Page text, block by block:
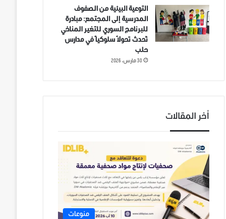
التوعية البيئية من الصفوف
المدرسية إلى المجتمع: مبادرة
للبرنامج السوري للتغير المناخي
تُحدث تحولاً سلوكياً في مدارس
حلب
30 مارس، 2026
أخر المقالات
منوعات